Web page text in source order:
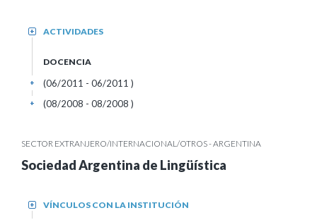
ACTIVIDADES
+
DOCENCIA
(06/2011 - 06/2011 )
+
(08/2008 - 08/2008 )
+
SECTOR EXTRANJERO/INTERNACIONAL/OTROS - ARGENTINA
Sociedad Argentina de Lingüística
VÍNCULOS CON LA INSTITUCIÓN
+